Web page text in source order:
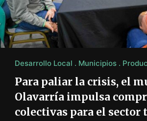
ó
INFORMACIÓN SOBRE
Desarrollo Local Municipios
Para paliar la crisis, el
Olavarría impulsa
colectivas para el sector